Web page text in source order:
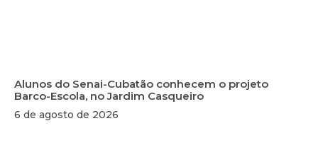
Alunos do Senai-Cubatão conhecem o projeto
Barco-Escola, no Jardim Casqueiro
6 de agosto de 2026